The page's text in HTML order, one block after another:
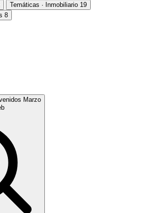
Temáticas · Inmobiliario 19
8